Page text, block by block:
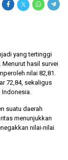
yang tertinggi
hasil survei
nilai 82,81.
72,84, sekaligus
Indonesia.
suatu daerah
menunjukkan
nilai-nilai
10 bulan lalu
KPU
Keputusan
Capres-